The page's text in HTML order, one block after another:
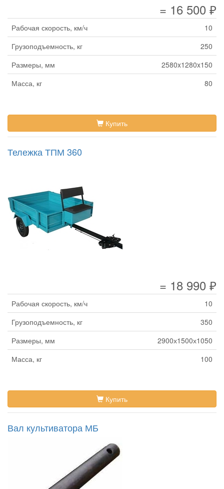
= 16 500 ₽
Рабочая скорость, км/ч
10
Грузоподъемность, кг
250
Размеры, мм
2580x1280x150
Масса, кг
80
Купить
Тележка ТПМ 360
= 18 990 ₽
Рабочая скорость, км/ч
10
Грузоподъемность, кг
350
Размеры, мм
2900х1500х1050
Масса, кг
100
Купить
Вал культиватора МБ